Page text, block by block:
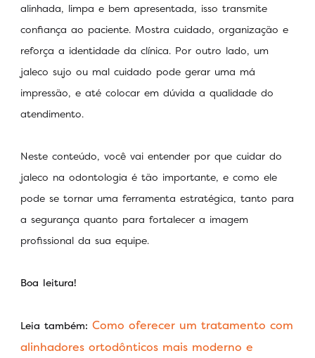
alinhada, limpa e bem apresentada, isso transmite
confiança ao paciente. Mostra cuidado, organização e
reforça a identidade da clínica. Por outro lado, um
jaleco sujo ou mal cuidado pode gerar uma má
impressão, e até colocar em dúvida a qualidade do
atendimento.
Neste conteúdo, você vai entender por que cuidar do
jaleco na odontologia é tão importante, e como ele
pode se tornar uma ferramenta estratégica, tanto para
a segurança quanto para fortalecer a imagem
profissional da sua equipe.
Boa leitura!
Leia também: Como oferecer um tratamento com
alinhadores ortodônticos mais moderno e